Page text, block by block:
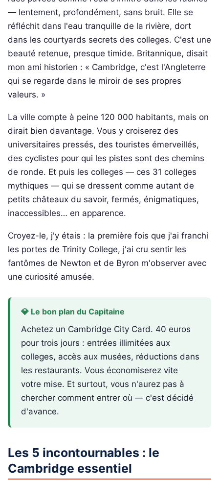
— lentement, profondément, sans bruit. Elle se
réfléchit dans l'eau tranquille de la rivière, dort
dans les courtyards secrets des colleges. C'est une
beauté retenue, presque timide. Britannique, disait
mon ami historien : « Cambridge, c'est l'Angleterre
qui se regarde dans le miroir de ses propres
valeurs. »
La ville compte à peine 120 000 habitants, mais on
dirait bien davantage. Vous y croiserez des
universitaires pressés, des touristes émerveillés,
des cyclistes pour qui les pistes sont des chemins
de ronde. Et puis les colleges — ces 31 colleges
mythiques — qui se dressent comme autant de
petits châteaux du savoir, fermés, énigmatiques,
inaccessibles… en apparence.
Croyez-le, j'y étais : la première fois que j'ai franchi
les portes de Trinity College, j'ai cru sentir les
fantômes de Newton et de Byron m'observer avec
une curiosité amusée.
💎 Le bon plan du Capitaine
Achetez un Cambridge City Card. 40 euros
pour trois jours : entrées illimitées aux
colleges, accès aux musées, réductions dans
les restaurants. Vous économiserez vite
votre mise. Et surtout, vous n'aurez pas à
chercher comment entrer où — c'est décidé
d'avance.
Les 5 incontournables : le
Cambridge essentiel